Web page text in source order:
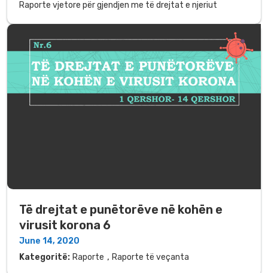
Raporte vjetore për gjendjen me të drejtat e njeriut
Të drejtat e punëtorëve në kohën e
virusit korona 6
June 14, 2020
Kategoritë: Raporte , Raporte të veçanta